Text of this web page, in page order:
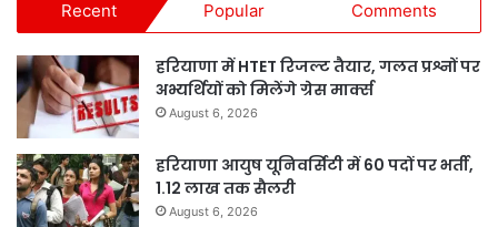
Recent Popular Comments
हरियाणा में HTET रिजल्ट तैयार, गलत प्रश्नों पर
अभ्यर्थियों को मिलेंगे ग्रेस मार्क्स
August 6, 2026
हरियाणा आयुष यूनिवर्सिटी में 60 पदों पर भर्ती,
1.12 लाख तक सैलरी
August 6, 2026